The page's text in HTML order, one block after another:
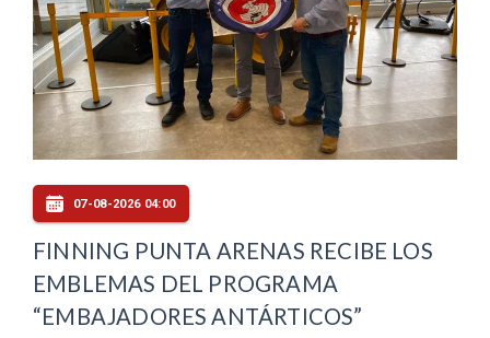
07-08-2026 04:00
FINNING PUNTA ARENAS RECIBE LOS
EMBLEMAS DEL PROGRAMA
“EMBAJADORES ANTÁRTICOS”